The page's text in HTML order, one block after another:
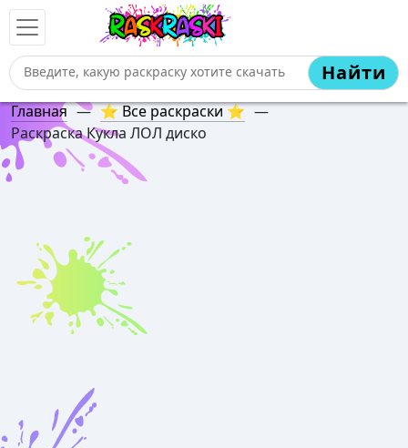
Найти
Главная — ⭐ Все раскраски ⭐ —
Раскраска Кукла ЛОЛ диско